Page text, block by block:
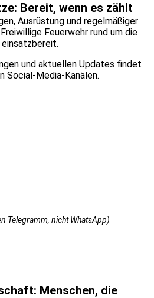
Bereit, wenn es zählt
Ausrüstung und regelmäßiger
Feuerwehr rund um die
einsatzbereit.
und aktuellen Updates findet
Social-Media-Kanälen.
Telegramm, nicht WhatsApp)
Menschen, die